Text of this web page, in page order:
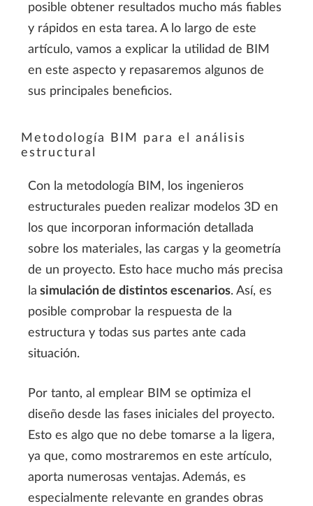
posible obtener resultados mucho más fiables
y rápidos en esta tarea. A lo largo de este
artículo, vamos a explicar la utilidad de BIM
en este aspecto y repasaremos algunos de
sus principales beneficios.
Metodología BIM para el análisis
estructural
Con la metodología BIM, los ingenieros
estructurales pueden realizar modelos 3D en
los que incorporan información detallada
sobre los materiales, las cargas y la geometría
de un proyecto. Esto hace mucho más precisa
la simulación de distintos escenarios. Así, es
posible comprobar la respuesta de la
estructura y todas sus partes ante cada
situación.
Por tanto, al emplear BIM se optimiza el
diseño desde las fases iniciales del proyecto.
Esto es algo que no debe tomarse a la ligera,
ya que, como mostraremos en este artículo,
aporta numerosas ventajas. Además, es
especialmente relevante en grandes obras